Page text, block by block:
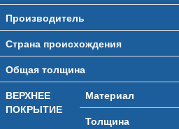
Производитель
Страна происхождения
Общая толщина
ВЕРХНЕЕ
ПОКРЫТИЕ
Материал
Толщина